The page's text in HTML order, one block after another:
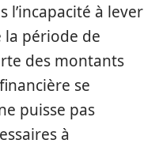
l’incapacité à lever
la période de
des montants
se
puisse pas
à